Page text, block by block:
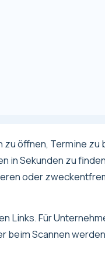
öffnen, Termine zu
in Sekunden zu
oder
Links. Für
beim Scannen